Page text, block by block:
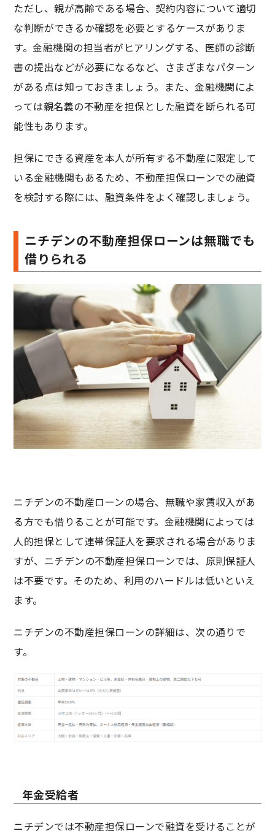
ただし、親が高齢である場合、契約内容について適切
な判断ができるか確認を必要とするケースがありま
す。金融機関の担当者がヒアリングする、医師の診断
書の提出などが必要になるなど、さまざまなパターン
がある点は知っておきましょう。また、金融機関によ
っては親名義の不動産を担保とした融資を断られる可
能性もあります。
担保にできる資産を本人が所有する不動産に限定して
いる金融機関もあるため、不動産担保ローンでの融資
を検討する際には、融資条件をよく確認しましょう。
ニチデンの不動産担保ローンは無職でも
借りられる
ニチデンの不動産ローンの場合、無職や家賃収入があ
る方でも借りることが可能です。金融機関によっては
人的担保として連帯保証人を要求される場合がありま
すが、ニチデンの不動産担保ローンでは、原則保証人
は不要です。そのため、利用のハードルは低いといえ
ます。
ニチデンの不動産担保ローンの詳細は、次の通りで
す。
年金受給者
ニチデンでは不動産担保ローンで融資を受けることが